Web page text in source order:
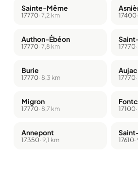
Sainte-Même
17770· 7,2 km 17400
Authon-Ébéon
17770· 7,8 km 17770
Burie
17770· 8,3 km
Aujac
17770
Migron
17770· 8,7 km 17100
Annepont
17350· 9,1 km 17610